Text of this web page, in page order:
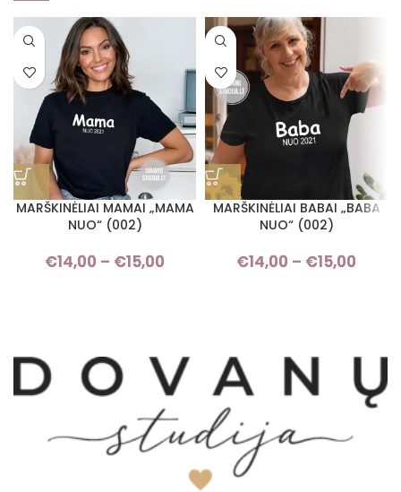
MARŠKINĖLIAI MAMAI „MAMA
NUO“ (002)
€14,00 – €15,00
Price range: €14,00 through
MARŠKINĖLIAI BABAI „BABA
NUO“ (002)
€14,00 – €15,00